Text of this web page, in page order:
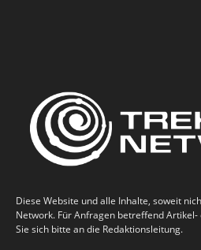
Diese Website und alle Inhalte, soweit
Network. Für Anfragen betreffend
Sie sich bitte an die Redaktionsleitung.